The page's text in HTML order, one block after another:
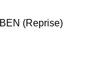
(Reprise)